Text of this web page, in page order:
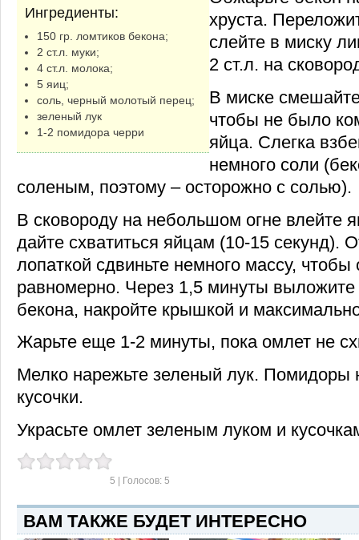
Ингредиенты:
150 гр. ломтиков бекона;
2 ст.л. муки;
4 ст.л. молока;
5 яиц;
соль, черный молотый перец;
зеленый лук
1-2 помидора черри
хруста.
слейте в миску
2 ст.л. на
В миске
чтобы не было
яйца. Слегка
немного соли
соленым, поэтому – осторожно с солью).
В сковороду на небольшом огне влейте
дайте схватиться яйцам (10-15 секунд).
лопаткой сдвиньте немного массу,
равномерно. Через 1,5 минуты
бекона, накройте крышкой и
Жарьте еще 1-2 минуты, пока омлет не
Мелко нарежьте зеленый лук. Помидоры
кусочки.
Украсьте омлет зеленым луком и
5 | Голосов: 5
ВАМ ТАКЖЕ БУДЕТ ИНТЕРЕСНО